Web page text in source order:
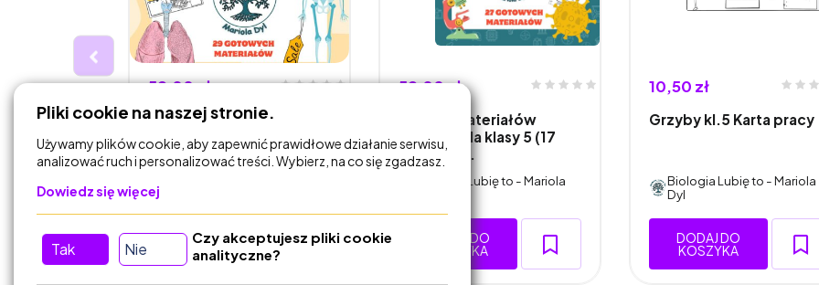
4, cały
59,00 zł
Zestaw materiałów
biologia dla klasy 7 (15
kolorow…
DODAJ DO
KOSZYKA
59,00 zł
Zestaw materiałów
biologia dla klasy 5 (17
gotowyc…
Biologia Lubię to - Mariola
DODAJ DO
KOSZYKA
10,50 zł
Grzyby kl.5 Karta pracy
Biologia Lubię to - Mariola
Dyl
DODAJ DO
KOSZYKA
Pliki cookie na naszej stronie.
Używamy plików cookie, aby zapewnić prawidłowe działanie serwisu,
analizować ruch i personalizować treści. Wybierz, na co się zgadzasz.
Dowiedz się więcej
Tak Nie
Czy akceptujesz pliki cookie
analityczne?